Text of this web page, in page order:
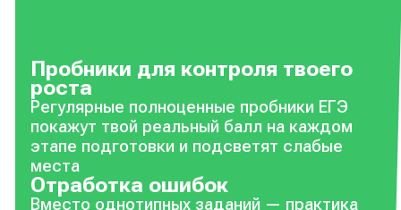
Пробники для контроля твоего
роста
Регулярные полноценные пробники ЕГЭ
покажут твой реальный балл на каждом
этапе подготовки и подсветят слабые
места
Отработка ошибок
Вместо однотипных заданий — практика